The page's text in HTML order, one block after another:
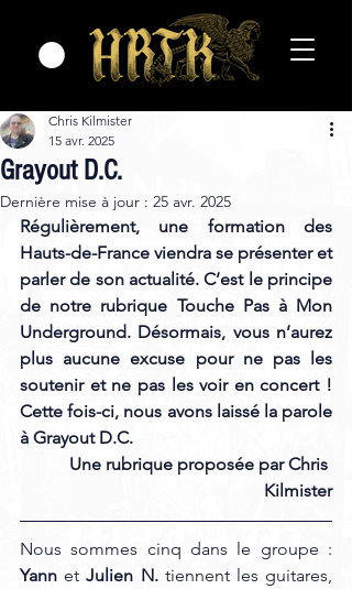
Grayout D.C.
Chris Kilmister
15 avr. 2025
Dernière mise à jour : 25 avr. 2025
Régulièrement, une formation des
Hauts-de-France viendra se présenter et
parler de son actualité. C’est le principe
de notre rubrique Touche Pas à Mon
Underground. Désormais, vous n’aurez
plus aucune excuse pour ne pas les
soutenir et ne pas les voir en concert !
Cette fois-ci, nous avons laissé la parole
à Grayout D.C.
Une rubrique proposée par Chris
Kilmister
Yann et Julien N.